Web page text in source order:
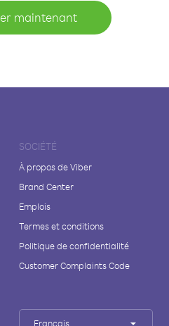
maintenant
SOCIÉTÉ
À propos de Viber
Brand Center
Emplois
Termes et conditions
Politique de confidentialité
Customer Complaints Code
Français